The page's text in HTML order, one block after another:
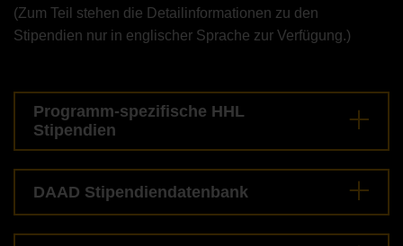
(Zum Teil stehen die Detailinformationen zu den
Stipendien nur in englischer Sprache zur Verfügung.)
Programm-spezifische HHL
Stipendien
DAAD Stipendiendatenbank